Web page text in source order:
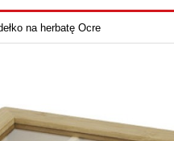
na herbatę Ocre